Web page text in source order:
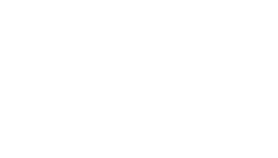
doctrinae, in quam traditi estis: liberati a
vestra servire immunditiae et iniquitati ad ini
usurpavit, ut humanum diceret, id est, facile, tr
sicut dixit, humanum est quod praecepit, ut volu
verum etiam injustum non solum injustum, verum